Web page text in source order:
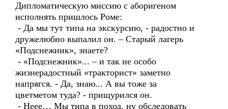
Дипломатическую миссию с аборигеном
исполнять пришлось Роме:
- Да мы тут типа на экскурсию, - радостно и
дружелюбно выпалил он. – Старый лагерь
«Подснежник», знаете?
- «Подснежник»... – и так не особо
жизнерадостный «тракторист» заметно
напрягся. - Да, знаю... А вы тоже за
цветметом туда? - прищурился он.
- Неее… Мы типа в поход, ну обследовать